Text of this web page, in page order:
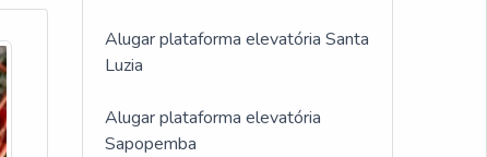
Alugar plataforma elevatória Santa
Luzia
Alugar plataforma elevatória
Sapopemba